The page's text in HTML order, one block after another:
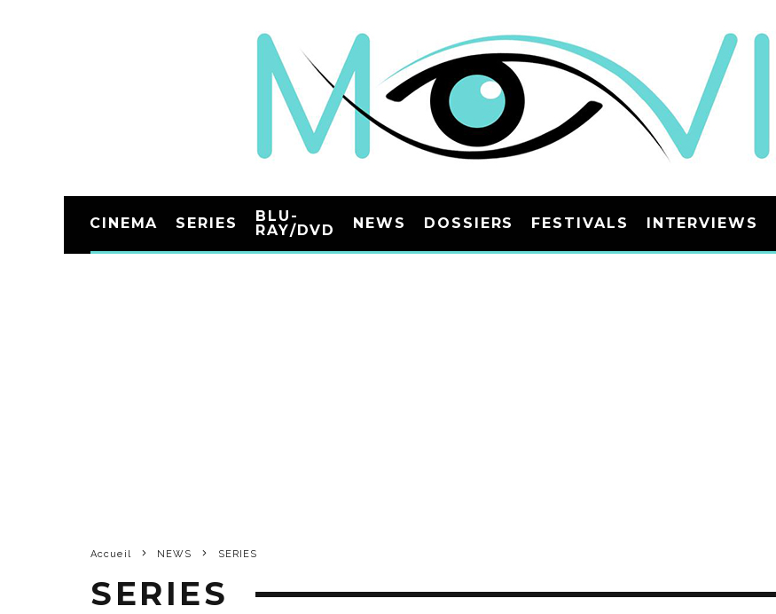
CINEMA SERIES
BLU-
RAY/DVD
NEWS DOSSIERS FESTIVALS INTERVIEWS
Accueil NEWS SERIES
SERIES